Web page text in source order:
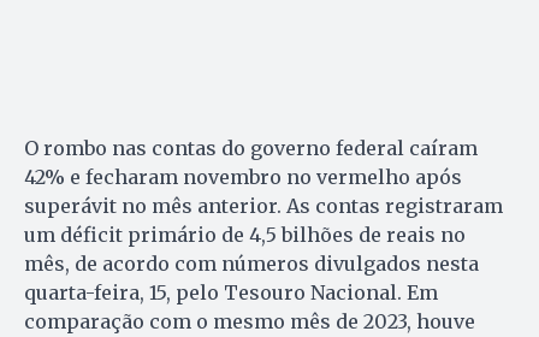
O rombo nas contas do governo federal caíram
42% e fecharam novembro no vermelho após
superávit no mês anterior. As contas registraram
um déficit primário de 4,5 bilhões de reais no
mês, de acordo com números divulgados nesta
quarta-feira, 15, pelo Tesouro Nacional. Em
comparação com o mesmo mês de 2023, houve